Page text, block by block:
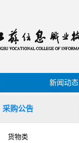
新闻动态
采购公告
货物类